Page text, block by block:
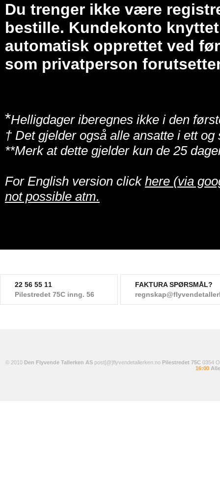
Du trenger ikke være
bestille. Kundekonto
automatisk opprettet ved
som privatperson
*Helligdager iberegnes ikke i den
† Det gjelder også alle ansatte i ett
**Merk at dette gjelder kun de 25
For English version click here (via
not possible atm.
22 56 55 11
Pilestredet 75C inng. 56
FAKTURA SPØRSMÅL?
© 2010 Den Flyvende Tallerken ASpost[@]flyvendetallerken.no Pilestredet 75C 0354
16:00